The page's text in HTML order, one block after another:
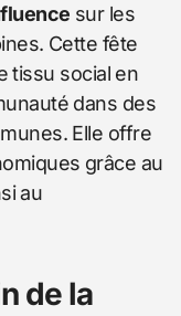
sur les
Cette fête
tissu social en
dans des
Elle offre
grâce au
au
de la